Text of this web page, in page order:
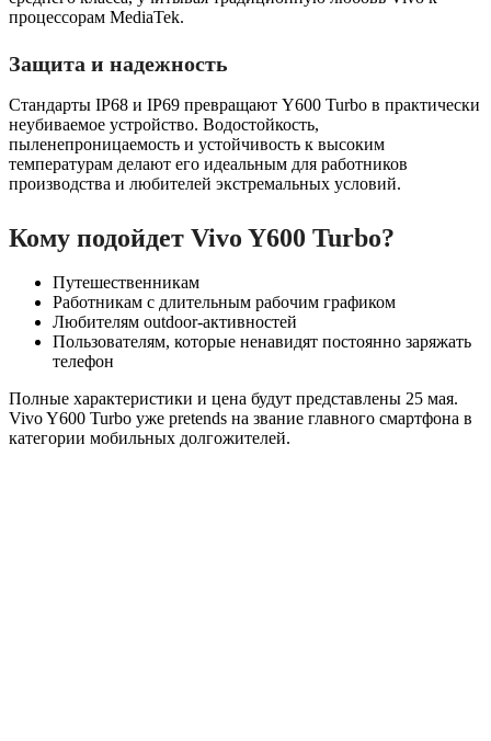
процессорам MediaTek.
Защита и надежность
Стандарты IP68 и IP69 превращают Y600 Turbo в практически
неубиваемое устройство. Водостойкость,
пыленепроницаемость и устойчивость к высоким
температурам делают его идеальным для работников
производства и любителей экстремальных условий.
Кому подойдет Vivo Y600 Turbo?
Путешественникам
Работникам с длительным рабочим графиком
Любителям outdoor-активностей
Пользователям, которые ненавидят постоянно заряжать
телефон
Полные характеристики и цена будут представлены 25 мая.
Vivo Y600 Turbo уже pretends на звание главного смартфона в
категории мобильных долгожителей.